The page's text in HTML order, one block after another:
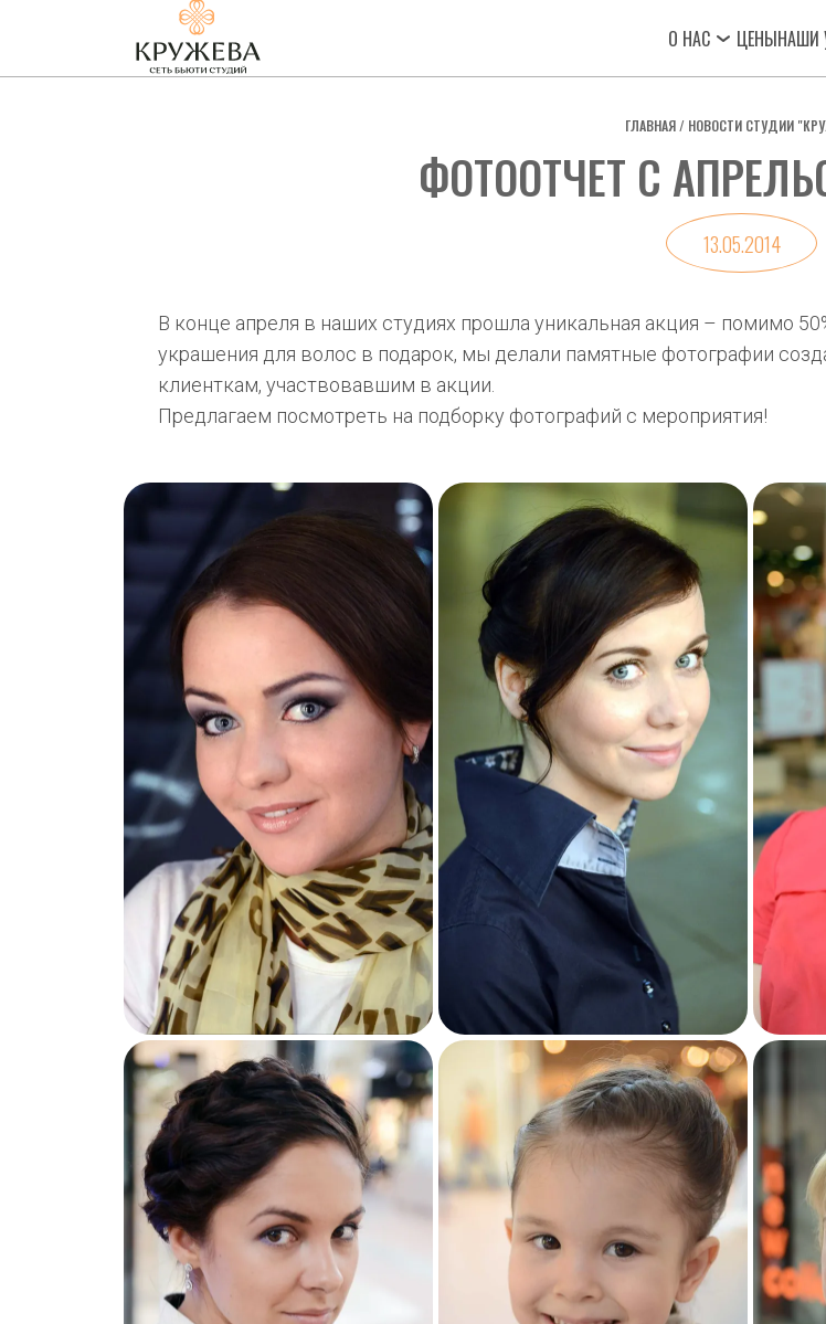
О НАС ЦЕНЫНАШИ
ГЛАВНАЯ / НОВОСТИ СТУДИИ
ФОТООТЧЕТ С
13.05.2014
В конце апреля в наших студиях прошла уникальная акция – помимо
украшения для волос в подарок, мы делали памятные фотографии
клиенткам, участвовавшим в акции.
Предлагаем посмотреть на подборку фотографий с мероприятия!